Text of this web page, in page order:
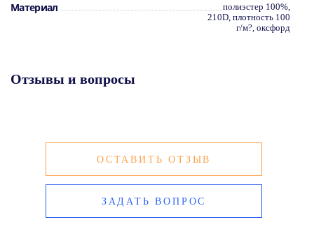
Материал
полиэстер 100%,
210D, плотность 100
г/м?, оксфорд
Отзывы и вопросы
ОСТАВИТЬ ОТЗЫВ
ЗАДАТЬ ВОПРОС